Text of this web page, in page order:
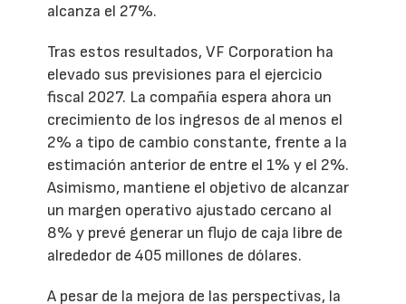
alcanza el 27%.
Tras estos resultados, VF Corporation ha
elevado sus previsiones para el ejercicio
fiscal 2027. La compañía espera ahora un
crecimiento de los ingresos de al menos el
2% a tipo de cambio constante, frente a la
estimación anterior de entre el 1% y el 2%.
Asimismo, mantiene el objetivo de alcanzar
un margen operativo ajustado cercano al
8% y prevé generar un flujo de caja libre de
alrededor de 405 millones de dólares.
A pesar de la mejora de las perspectivas, la